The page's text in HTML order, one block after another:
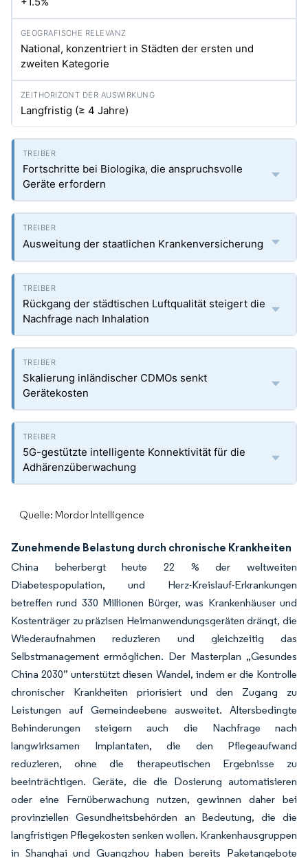
National, konzentriert in Städten der ersten und
zweiten Kategorie
Langfristig (≥ 4 Jahre)
Fortschritte bei Biologika, die anspruchsvolle
Geräte erfordern
Ausweitung der staatlichen Krankenversicherung
Rückgang der städtischen Luftqualität steigert die
Nachfrage nach Inhalation
Skalierung inländischer CDMOs senkt
Gerätekosten
5G-gestützte intelligente Konnektivität für die
Adhärenzüberwachung
Quelle: Mordor Intelligence
Zunehmende Belastung durch chronische Krankheiten
China beherbergt heute 22 % der weltweiten
Diabetespopulation, und Herz-Kreislauf-Erkrankungen
betreffen rund 330 Millionen Bürger, was Krankenhäuser und
Kostenträger zu präzisen Heimanwendungsgeräten drängt, die
Wiederaufnahmen reduzieren und gleichzeitig das
Selbstmanagement ermöglichen. Der Masterplan „Gesundes
China 2030” unterstützt diesen Wandel, indem er die Kontrolle
chronischer Krankheiten priorisiert und den Zugang zu
Leistungen auf Gemeindeebene ausweitet. Altersbedingte
Behinderungen steigern auch die Nachfrage nach
langwirksamen Implantaten, die den Pflegeaufwand
reduzieren, ohne die therapeutischen Ergebnisse zu
beeinträchtigen. Geräte, die die Dosierung automatisieren
oder eine Fernüberwachung nutzen, gewinnen daher bei
provinziellen Gesundheitsbehörden an Bedeutung, die die
langfristigen Pflegekosten senken wollen. Krankenhausgruppen
in Shanghai und Guangzhou haben bereits Paketangebote